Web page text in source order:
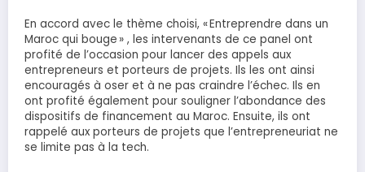
En accord avec le thème choisi, « Entreprendre dans un
Maroc qui bouge » , les intervenants de ce panel ont
profité de l’occasion pour lancer des appels aux
entrepreneurs et porteurs de projets. Ils les ont ainsi
encouragés à oser et à ne pas craindre l’échec. Ils en
ont profité également pour souligner l’abondance des
dispositifs de financement au Maroc. Ensuite, ils ont
rappelé aux porteurs de projets que l’entrepreneuriat ne
se limite pas à la tech.